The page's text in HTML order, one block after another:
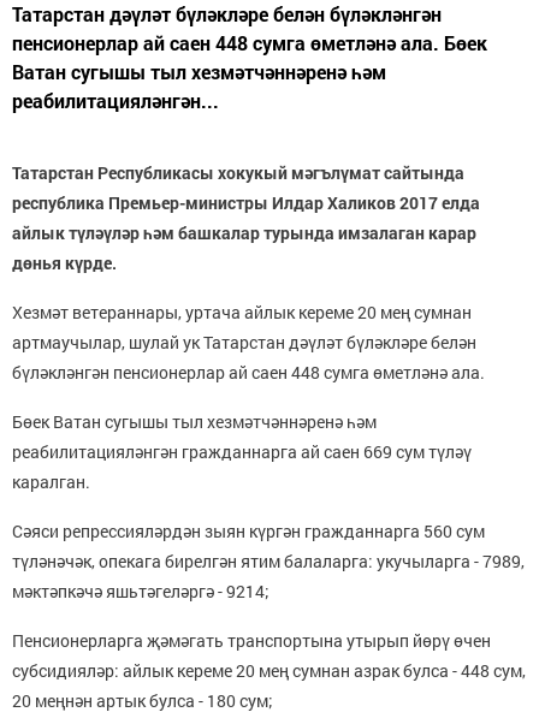
Татарстан дәүләт бүләкләре белән бүләкләнгән
пенсионерлар ай саен 448 сумга өметләнә ала. Бөек
Ватан сугышы тыл хезмәтчәннәренә һәм
реабилитацияләнгән...
Татарстан Республикасы хокукый мәгълүмат сайтында
республика Премьер-министры Илдар Халиков 2017 елда
айлык түләүләр һәм башкалар турында имзалаган карар
дөнья күрде.
Хезмәт ветераннары, уртача айлык кереме 20 мең сумнан
артмаучылар, шулай ук Татарстан дәүләт бүләкләре белән
бүләкләнгән пенсионерлар ай саен 448 сумга өметләнә ала.
Бөек Ватан сугышы тыл хезмәтчәннәренә һәм
реабилитацияләнгән гражданнарга ай саен 669 сум түләү
каралган.
Сәяси репрессияләрдән зыян күргән гражданнарга 560 сум
түләнәчәк, опекага бирелгән ятим балаларга: укучыларга - 7989,
мәктәпкәчә яшьтәгеләргә - 9214;
Пенсионерларга җәмәгать транспортына утырып йөрү өчен
субсидияләр: айлык кереме 20 мең сумнан азрак булса - 448 сум,
20 меңнән артык булса - 180 сум;